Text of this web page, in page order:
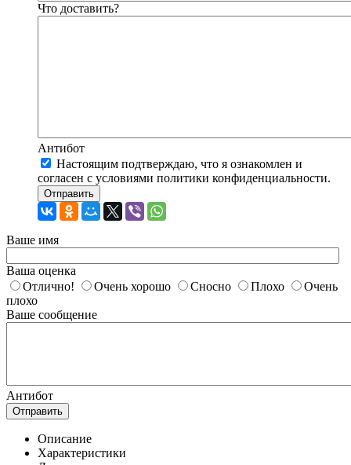
Что доставить?
Антибот
Настоящим подтверждаю, что я ознакомлен и
согласен с условиями политики конфиденциальности.
Отправить
Ваше имя
Ваша оценка
Отлично!
Очень хорошо Сносно Плохо
Очень
плохо
Ваше сообщение
Антибот
Отправить
Описание
Характеристики